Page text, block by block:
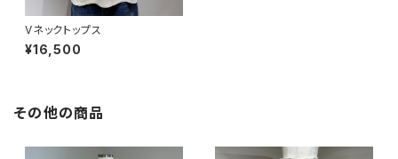
Vネックトップス
¥16,500
その他の商品